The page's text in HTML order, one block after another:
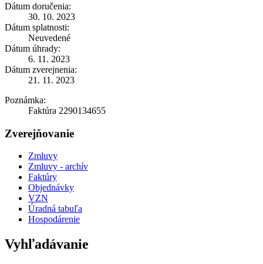
Dátum doručenia:
30. 10. 2023
Dátum splatnosti:
Neuvedené
Dátum úhrady:
6. 11. 2023
Dátum zverejnenia:
21. 11. 2023
Poznámka:
Faktúra 2290134655
Zverejňovanie
Zmluvy
Zmluvy - archív
Faktúry
Objednávky
VZN
Úradná tabuľa
Hospodárenie
Vyhľadávanie